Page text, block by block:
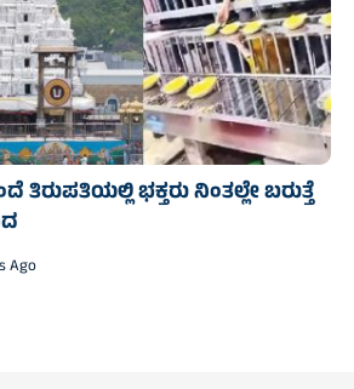
ತಿರುಪತಿಯಲ್ಲಿ ಭಕ್ತರು ನಿಂತಲ್ಲೇ ಬರುತ್ತೆ
Ago